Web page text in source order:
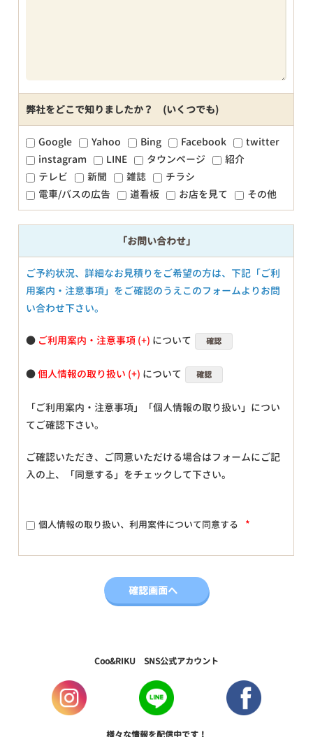
弊社をどこで知りましたか？ (いくつでも)
Google Yahoo Bing Facebook
twitter
instagram
LINE タウンページ
紹介
テレビ
新聞 雑誌
チラシ
電車/バスの広告
道看板 お店を見て その他
「お問い合わせ」
ご予約状況、詳細なお見積りをご希望の方は、下記「ご利
用案内・注意事項」をご確認のうえこのフォームよりお問
い合わせ下さい。
● ご利用案内・注意事項 について 確認
●個人情報の取り扱い について 確認
「ご利用案内・注意事項」「個人情報の取り扱い」につい
てご確認下さい。
ご確認いただき、ご同意いただける場合はフォームにご記
入の上、「同意する」をチェックして下さい。
個人情報の取り扱い、利用案件について同意する *
Coo&RIKU SNS公式アカウント
様々な情報を配信中です！